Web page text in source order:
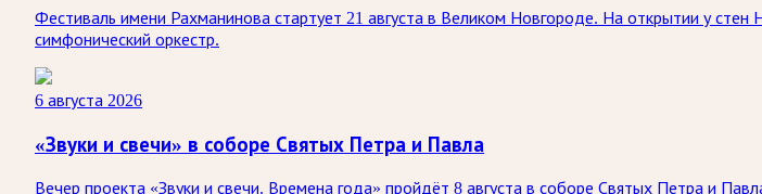
Фестиваль имени Рахманинова стартует 21 августа в Великом Новгороде. На открытии у
симфонический оркестр.
6 августа 2026
«Звуки и свечи» в соборе Святых Петра и Павла
Вечер проекта «Звуки и свечи. Времена года» пройдёт 8 августа в соборе Святых Петра и